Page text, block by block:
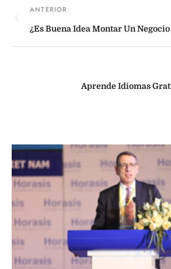
¿Es Buena Idea Montar Un
Aprende Idiomas